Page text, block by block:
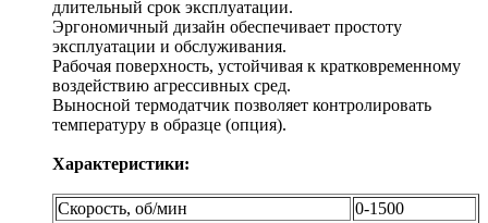
длительный срок эксплуатации.
Эргономичный дизайн обеспечивает простоту
эксплуатации и обслуживания.
Рабочая поверхность, устойчивая к кратковременному
воздействию агрессивных сред.
Выносной термодатчик позволяет контролировать
температуру в образце (опция).
Характеристики:
Скорость, об/мин
0-1500